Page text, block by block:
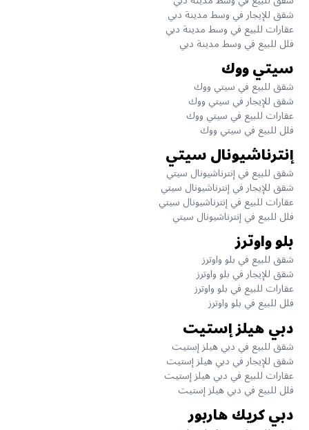
شقق للإيجار في وسط مدينة دبي
عقارات للبيع في وسط مدينة دبي
فلل للبيع في وسط مدينة دبي
سيتي ووك
شقق للبيع في سيتي ووك
شقق للإيجار في سيتي ووك
عقارات للبيع في سيتي ووك
فلل للبيع في سيتي ووك
إنترناشيونال سيتي
شقق للبيع في إنترناشيونال سيتي
شقق للإيجار في إنترناشيونال سيتي
عقارات للبيع في إنترناشيونال سيتي
فلل للبيع في إنترناشيونال سيتي
بلو واوترز
شقق للبيع في بلو واوترز
شقق للإيجار في بلو واوترز
عقارات للبيع في بلو واوترز
فلل للبيع في بلو واوترز
دبي هيلز إستيت
شقق للبيع في دبي هيلز إستيت
شقق للإيجار في دبي هيلز إستيت
عقارات للبيع في دبي هيلز إستيت
فلل للبيع في دبي هيلز إستيت
دبي كريك هاربور